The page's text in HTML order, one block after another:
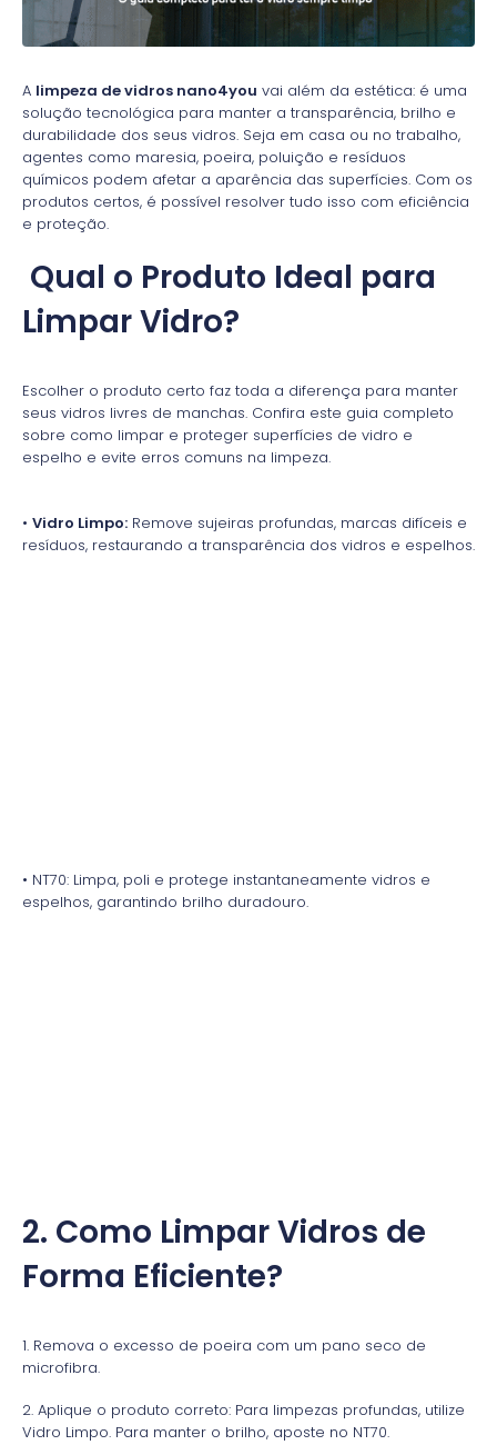
A limpeza de vidros nano4you vai além da estética: é uma
solução tecnológica para manter a transparência, brilho e
durabilidade dos seus vidros. Seja em casa ou no trabalho,
agentes como maresia, poeira, poluição e resíduos
químicos podem afetar a aparência das superfícies. Com os
produtos certos, é possível resolver tudo isso com eficiência
e proteção.
Qual o Produto Ideal para
Limpar Vidro?
Escolher o produto certo faz toda a diferença para manter
seus vidros livres de manchas. Confira este guia completo
sobre como limpar e proteger superfícies de vidro e
espelho e evite erros comuns na limpeza.
• Vidro Limpo: Remove sujeiras profundas, marcas difíceis e
resíduos, restaurando a transparência dos vidros e espelhos.
• NT70: Limpa, poli e protege instantaneamente vidros e
espelhos, garantindo brilho duradouro.
2. Como Limpar Vidros de
Forma Eficiente?
1. Remova o excesso de poeira com um pano seco de
microfibra.
2. Aplique o produto correto: Para limpezas profundas, utilize
Vidro Limpo. Para manter o brilho, aposte no NT70.